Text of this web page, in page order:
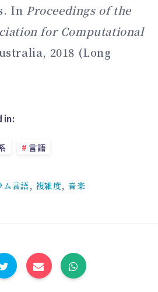
In Proceedings of the
for Computational
2018 (Long
in:
言語
ム言語, 複雑度,音楽